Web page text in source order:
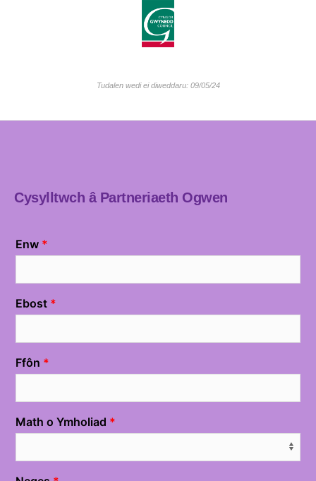
Tudalen wedi ei diweddaru: 09/05/24
Cysylltwch â Partneriaeth Ogwen